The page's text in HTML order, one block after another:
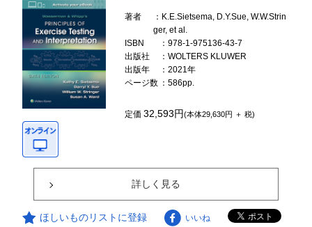
著者
：K.E.Sietsema, D.Y.Sue, W.W.Strin
ger, et al.
ISBN
：978-1-975136-43-7
出版社
：WOLTERS KLUWER
出版年
：2021年
ページ数 ：586pp.
定価32,593円(本体29,630円 ＋ 税)
詳しく見る
ほしいものリストに登録 いいね